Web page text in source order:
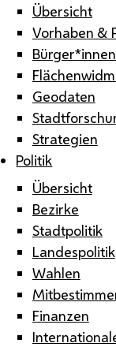
Übersicht
Vorhaben &
Geodaten
Strategien
Politik
Übersicht
Bezirke
Stadtpolitik
Landespolitik
Wahlen
Finanzen